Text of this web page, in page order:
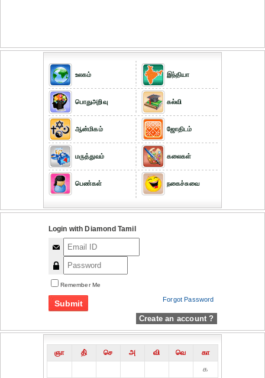
உலகம்
பொதுஅறிவு
ஆன்மிகம்
மருத்துவம்
பெண்கள்
இந்தியா
கல்வி
ஜோதிடம்
கலைகள்
நகைச்சுவை
Login with Diamond Tamil
Remember Me
Forgot Password
Create an account ?
ஞா தி் செ அ வி வெ
கா
௧